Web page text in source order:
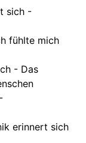
sich -
fühlte mich
- Das
erinnert sich